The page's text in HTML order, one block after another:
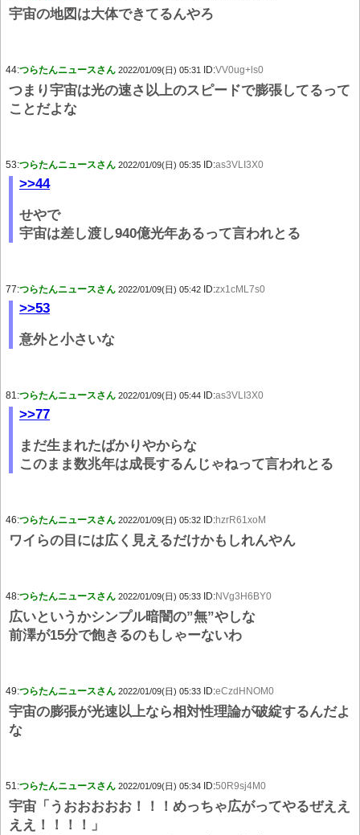
宇宙の地図は大体できてるんやろ
44:つらたんニュースさん 2022/01/09(日) 05:31 ID:VV0ug+ls0
つまり宇宙は光の速さ以上のスピードで膨張してるって
ことだよな
53:つらたんニュースさん 2022/01/09(日) 05:35 ID:as3VLI3X0
>>44
せやで
宇宙は差し渡し940億光年あるって言われとる
77:つらたんニュースさん 2022/01/09(日) 05:42 ID:zx1cML7s0
>>53
意外と小さいな
81:つらたんニュースさん 2022/01/09(日) 05:44 ID:as3VLI3X0
>>77
まだ生まれたばかりやからな
このまま数兆年は成長するんじゃねって言われとる
46:つらたんニュースさん 2022/01/09(日) 05:32 ID:hzrR61xoM
ワイらの目には広く見えるだけかもしれんやん
48:つらたんニュースさん 2022/01/09(日) 05:33 ID:NVg3H6BY0
広いというかシンプル暗闇の”無”やしな
前澤が15分で飽きるのもしゃーないわ
49:つらたんニュースさん 2022/01/09(日) 05:33 ID:eCzdHNOM0
宇宙の膨張が光速以上なら相対性理論が破綻するんだよ
な
51:つらたんニュースさん 2022/01/09(日) 05:34 ID:50R9sj4M0
宇宙「うおおおおお！！！めっちゃ広がってやるぜええ
ええ！！！！」